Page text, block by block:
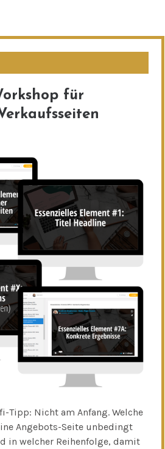
für
Tipp: Nicht am Anfang. Welche
Angebots-Seite unbedingt
in welcher Reihenfolge, damit